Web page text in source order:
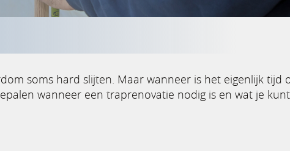
soms hard slijten. Maar wanneer is het eigenlijk tijd
wanneer een traprenovatie nodig is en wat je